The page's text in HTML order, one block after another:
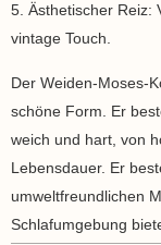
5. Ästhetischer Reiz:
vintage Touch.
Der Weiden-Moses-
schöne Form. Er
weich und hart, von
Lebensdauer. Er
umweltfreundlichen
Schlafumgebung